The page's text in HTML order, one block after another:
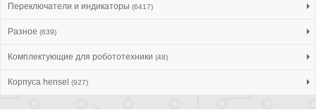
Переключатели и индикаторы (6417)
Разное (639)
Комплектующие для робототехники (48)
Корпуса hensel (927)